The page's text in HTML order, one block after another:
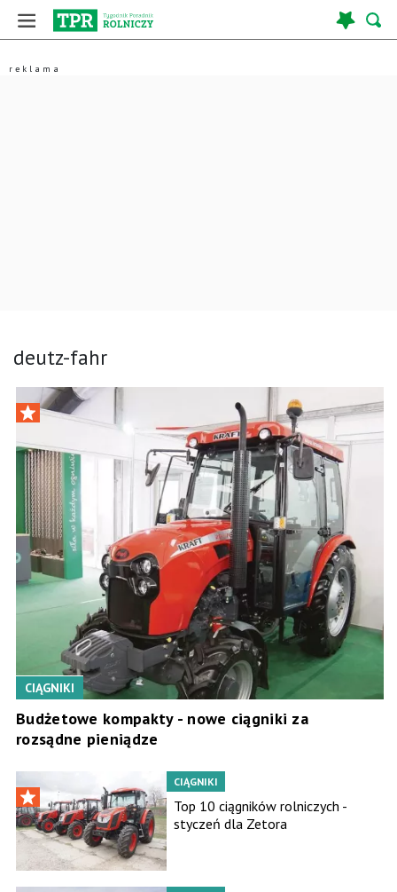
deutz-fahr
CIĄGNIKI
Budżetowe kompakty - nowe ciągniki za
rozsądne pieniądze
CIĄGNIKI
Top 10 ciągników rolniczych -
styczeń dla Zetora